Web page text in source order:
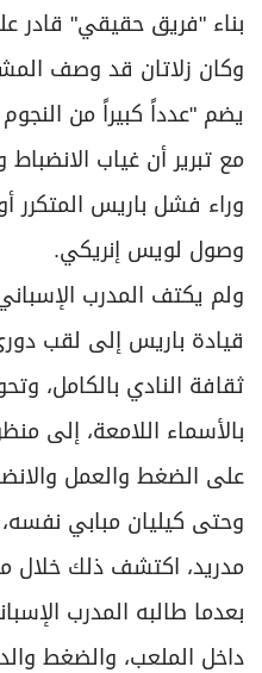
بناء "فريق حقيقي" قادر
وكان زلاتان قد وصف
يضم "عدداً كبيراً من
مع تبرير أن غياب
وراء فشل باريس المتكرر
وصول لويس إنريكي.
ولم يكتف المدرب الإسباني
قيادة باريس إلى لقب
ثقافة النادي بالكامل،
بالأسماء اللامعة، إلى
على الضغط والعمل
وحتى كيليان مبابي
مدريد، اكتشف ذلك خلال
بعدما طالبه المدرب
داخل الملعب، والضغط